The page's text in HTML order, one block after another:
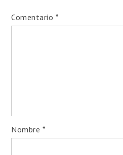
Comentario *
Nombre *